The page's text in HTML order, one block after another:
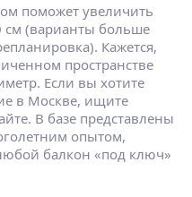
поможет увеличить
см (варианты больше
Кажется,
пространстве
Если вы хотите
в Москве, ищите
В базе представлены
опытом,
балкон «под ключ»